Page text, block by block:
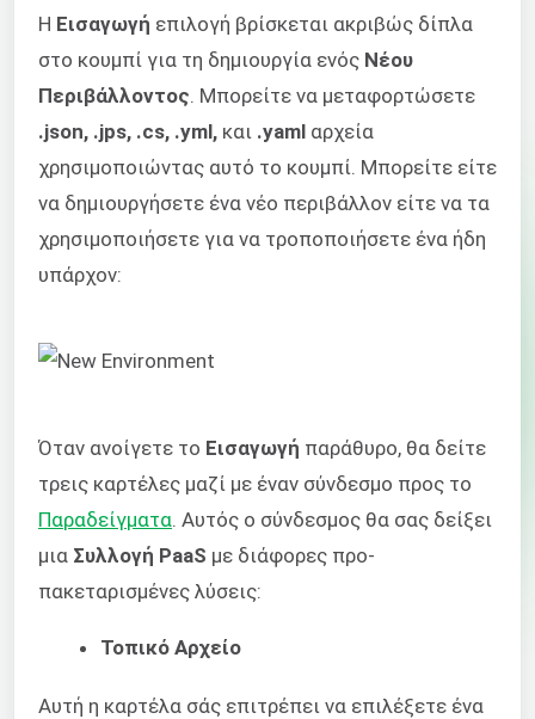
Η Εισαγωγή επιλογή βρίσκεται ακριβώς δίπλα
στο κουμπί για τη δημιουργία ενός Νέου
Περιβάλλοντος. Μπορείτε να μεταφορτώσετε
.json, .jps, .cs, .yml, και .yaml αρχεία
χρησιμοποιώντας αυτό το κουμπί. Μπορείτε είτε
να δημιουργήσετε ένα νέο περιβάλλον είτε να τα
χρησιμοποιήσετε για να τροποποιήσετε ένα ήδη
υπάρχον:
Όταν ανοίγετε το Εισαγωγή παράθυρο, θα δείτε
τρεις καρτέλες μαζί με έναν σύνδεσμο προς το
Παραδείγματα . Αυτός ο σύνδεσμος θα σας δείξει
μια Συλλογή PaaS με διάφορες προ-
πακεταρισμένες λύσεις:
Τοπικό Αρχείο
Αυτή η καρτέλα σάς επιτρέπει να επιλέξετε ένα